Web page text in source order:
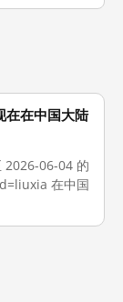
在中国大陆
2026-06-04 的
在中国